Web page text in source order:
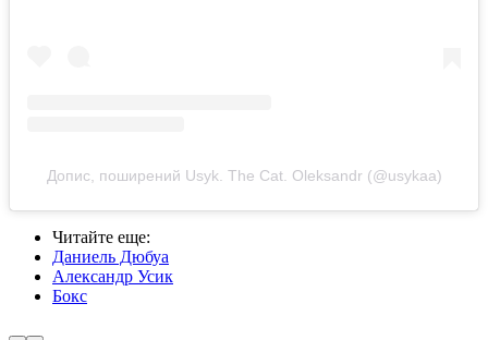
Допис, поширений Usyk. The Cat. Oleksandr (@usykaa)
Читайте еще:
Даниель Дюбуа
Александр Усик
Бокс